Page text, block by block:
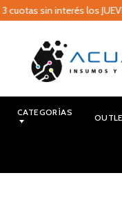
sin interés los
CATEGORÍAS